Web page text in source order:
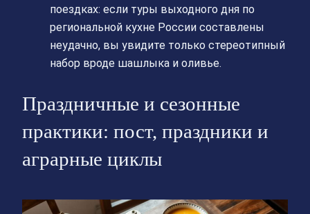
поездках: если туры выходного дня по
региональной кухне России составлены
неудачно, вы увидите только стереотипный
набор вроде шашлыка и оливье.
Праздничные и сезонные
практики: пост, праздники и
аграрные циклы